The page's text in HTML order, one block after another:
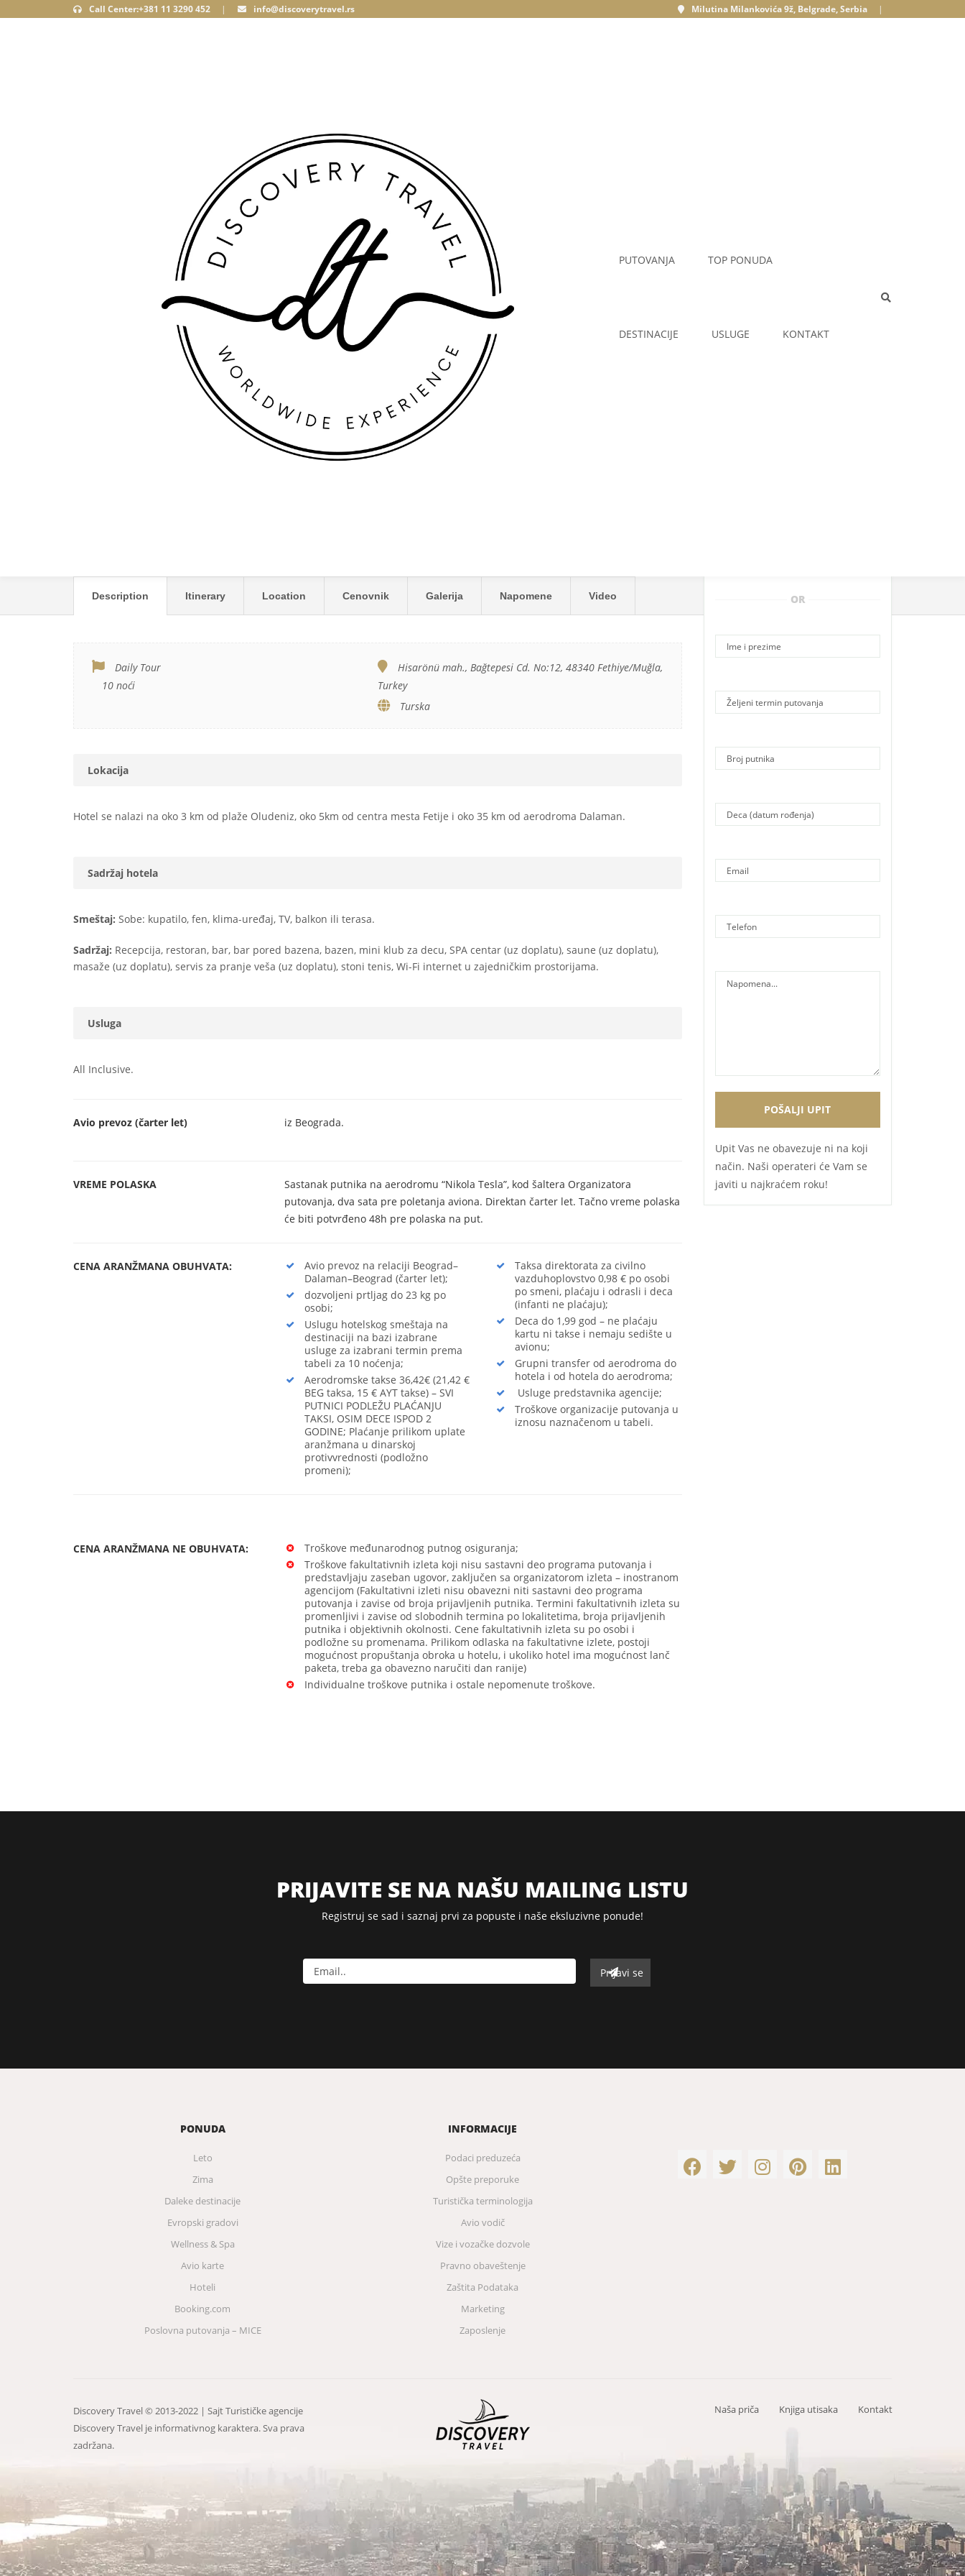
Call Center:+381 11 3290 452 | info@discoverytravel.rs Milutina Milankovića 9ž, Belgrade, Serbia |
PUTOVANJA TOP PONUDA
DESTINACIJE USLUGE KONTAKT
Description Itinerary Location Cenovnik Galerija Napomene Video
Daily Tour
10 noći
Hisarönü mah., Bağtepesi Cd. No:12, 48340 Fethiye/Muğla,
Turkey
Turska
Lokacija
Hotel se nalazi na oko 3 km od plaže Oludeniz, oko 5km od centra mesta Fetije i oko 35 km od aerodroma Dalaman.
Sadržaj hotela
Smeštaj: Sobe: kupatilo, fen, klima-uređaj, TV, balkon ili terasa.
Sadržaj: Recepcija, restoran, bar, bar pored bazena, bazen, mini klub za decu, SPA centar (uz doplatu), saune (uz doplatu),
masaže (uz doplatu), servis za pranje veša (uz doplatu), stoni tenis, Wi-Fi internet u zajedničkim prostorijama.
Usluga
All Inclusive.
Avio prevoz (čarter let) iz Beograda.
VREME POLASKA
Sastanak putnika na aerodromu “Nikola Tesla”, kod šaltera Organizatora
putovanja, dva sata pre poletanja aviona. Direktan čarter let. Tačno vreme polaska
će biti potvrđeno 48h pre polaska na put.
CENA ARANŽMANA OBUHVATA:
Avio prevoz na relaciji Beograd–
Dalaman–Beograd (čarter let);
dozvoljeni prtljag do 23 kg po
osobi;
Uslugu hotelskog smeštaja na
destinaciji na bazi izabrane
usluge za izabrani termin prema
tabeli za 10 noćenja;
Aerodromske takse 36,42€ (21,42 €
BEG taksa, 15 € AYT takse) – SVI
PUTNICI PODLEŽU PLAĆANJU
TAKSI, OSIM DECE ISPOD 2
GODINE; Plaćanje prilikom uplate
aranžmana u dinarskoj
protivvrednosti (podložno
promeni);
Taksa direktorata za civilno
vazduhoplovstvo 0,98 € po osobi
po smeni, plaćaju i odrasli i deca
(infanti ne plaćaju);
Deca do 1,99 god – ne plaćaju
kartu ni takse i nemaju sedište u
avionu;
Grupni transfer od aerodroma do
hotela i od hotela do aerodroma;
Usluge predstavnika agencije;
Troškove organizacije putovanja u
iznosu naznačenom u tabeli.
CENA ARANŽMANA NE OBUHVATA:
Troškove međunarodnog putnog osiguranja;
Troškove fakultativnih izleta koji nisu sastavni deo programa putovanja i
predstavljaju zaseban ugovor, zaključen sa organizatorom izleta – inostranom
agencijom (Fakultativni izleti nisu obavezni niti sastavni deo programa
putovanja i zavise od broja prijavljenih putnika. Termini fakultativnih izleta su
promenljivi i zavise od slobodnih termina po lokalitetima, broja prijavljenih
putnika i objektivnih okolnosti. Cene fakultativnih izleta su po osobi i
podložne su promenama. Prilikom odlaska na fakultativne izlete, postoji
mogućnost propuštanja obroka u hotelu, i ukoliko hotel ima mogućnost lanč
paketa, treba ga obavezno naručiti dan ranije)
Individualne troškove putnika i ostale nepomenute troškove.
OR
Upit Vas ne obavezuje ni na koji
način. Naši operateri će Vam se
javiti u najkraćem roku!
PRIJAVITE SE NA NAŠU MAILING LISTU
Registruj se sad i saznaj prvi za popuste i naše eksluzivne ponude!
PONUDA
Leto
Zima
Daleke destinacije
Evropski gradovi
Wellness & Spa
Avio karte
Hoteli
Booking.com
Poslovna putovanja – MICE
INFORMACIJE
Podaci preduzeća
Opšte preporuke
Turistička terminologija
Avio vodič
Vize i vozačke dozvole
Pravno obaveštenje
Zaštita Podataka
Marketing
Zaposlenje
Discovery Travel © 2013-2022 | Sajt Turističke agencije
Discovery Travel je informativnog karaktera. Sva prava
zadržana.
Naša priča Knjiga utisaka Kontakt